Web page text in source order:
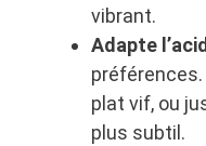
vibrant.
Adapte
préférences.
plat vif, ou
plus subtil.